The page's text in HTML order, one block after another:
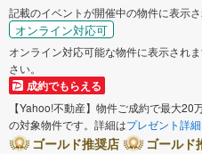
記載のイベントが開催中の物件に表示さ
オンライン対応可
オンライン対応可能な物件に表示され
さい。
成約でもらえる
【Yahoo!不動産】物件ご成約で最大20
の対象物件です。詳細はプレゼント詳細
ゴールド推奨店
ゴールド